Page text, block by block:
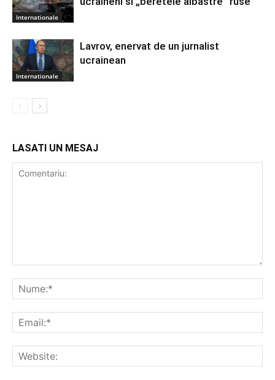
Internationale
Internationale
Lavrov, enervat de un jurnalist
ucrainean
LASATI UN MESAJ